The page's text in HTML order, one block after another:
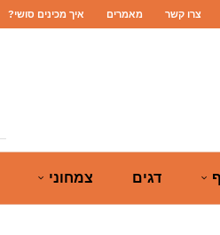
צרו קשר מאמרים איך מכינים סושי?
דגים צמחוני